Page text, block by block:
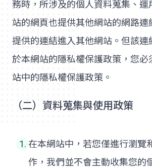
務時，所涉及的個人資料蒐集、運
站的網頁也提供其他網站的網路連
提供的連結進入其他網站。但該連
於本網站的隱私權保護政策，您必
站中的隱私權保護政策。
（二）資料蒐集與使用政策
在本網站中，若您僅進行瀏覽
作，我們並不會主動收集您的